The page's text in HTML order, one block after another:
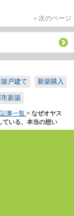
＞次のページ
築戸建て 新築購入
新築
事一覧 > なぜオヤス
ている、本当の想い